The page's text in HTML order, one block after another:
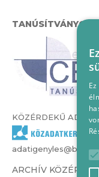
TANÚSÍTVÁNYOK
KÖZÉRDEKŰ
adatigenyles@bvcs.hu
ARCHÍV